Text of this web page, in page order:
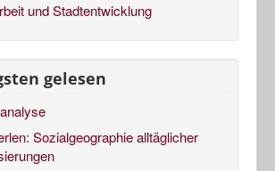
und Stadtentwicklung
gelesen
Sozialgeographie alltäglicher